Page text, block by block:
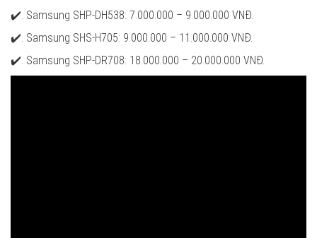
✔️. Samsung SHP-DH538: 7.000.000 – 9.000.000 VNĐ.
✔️. Samsung SHS-H705: 9.000.000 – 11.000.000 VNĐ.
✔️. Samsung SHP-DR708: 18.000.000 – 20.000.000 VNĐ.